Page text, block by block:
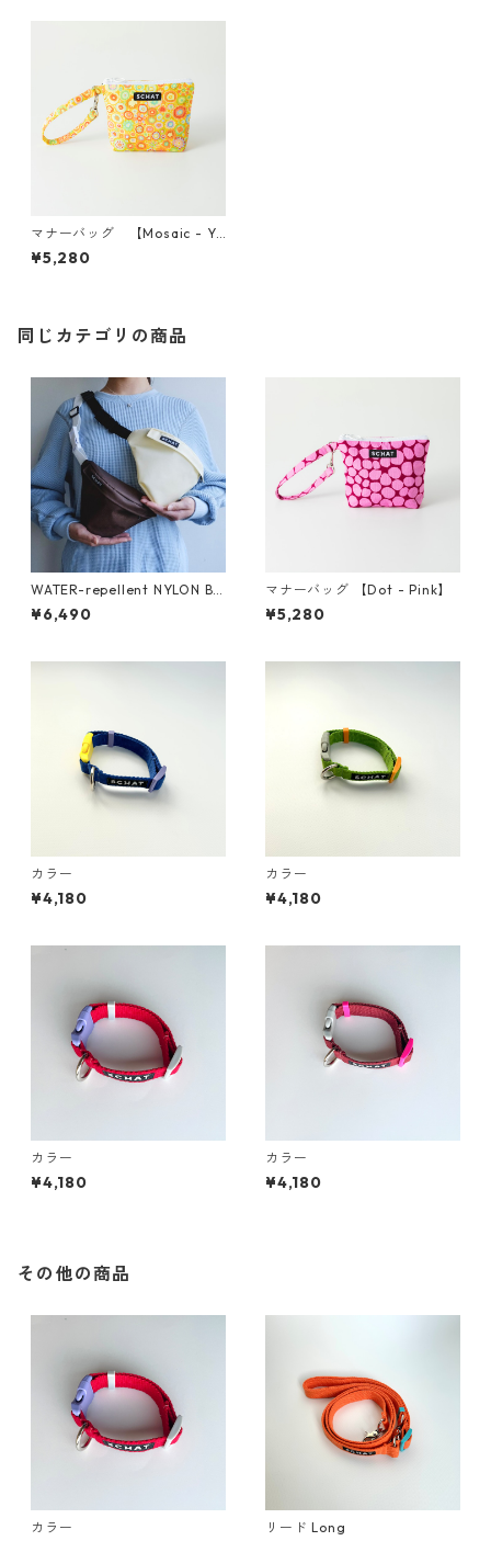
マナーバッグ 【Mosaic - Ye
llow】
¥5,280
同じカテゴリの商品
WATER-repellent NYLON BA
G
¥6,490
マナーバッグ 【Dot - Pink】
¥5,280
カラー
¥4,180
カラー
¥4,180
カラー
¥4,180
カラー
¥4,180
その他の商品
カラー リード Long